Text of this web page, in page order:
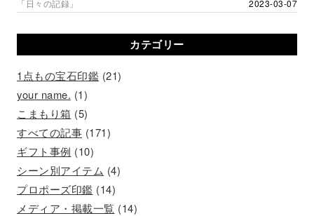
「日々の記録」 2023-03-07
カテゴリー
1点もの宝石印鑑 (21)
your name. (1)
こまもり箱 (5)
すべての記事 (171)
ギフト事例 (10)
シーン別アイテム (4)
プロポーズ印鑑 (14)
メディア・掲載一覧 (14)